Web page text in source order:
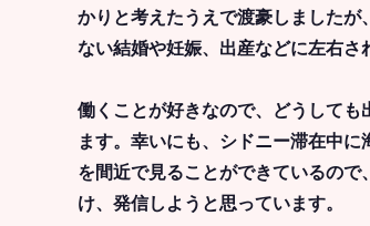
かりと考えたうえで渡豪しました
ない結婚や妊娠、出産などに左右さ
働くことが好きなので、どうして
ます。幸いにも、シドニー滞在中
を間近で見ることができているの
け、発信しようと思っています。